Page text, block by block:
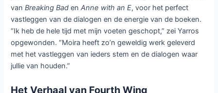
De wereldwijde populariteit vanFourth Wing, de
succesvolle roman van Rebecca Yarros, heeft niet
alleen boekenwinkels in vuur en vlam gezet, maar
ook een aankomende tv-serie geïnspireerd.
Amazon MGM Studios kondigde in oktober 2023
aan dat ze een optie hadden genomen op de